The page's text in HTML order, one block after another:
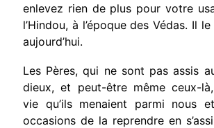
enlevez rien de plus pour votre
l’Hindou, à l’époque des Védas. Il
aujourd’hui.
Les Pères, qui ne sont pas assis
dieux, et peut-être même ceux-
vie qu’ils menaient parmi nous
occasions de la reprendre en